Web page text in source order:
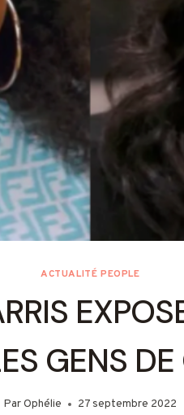
ACTUALITÉ PEOPLE
GENS
Par Ophélie 27 septembre 2022